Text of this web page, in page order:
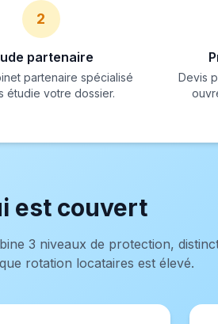
2
partenaire
partenaire spécialisé
étudie votre dossier.
Devis
est couvert
3 niveaux de protection,
rotation locataires est élevé.